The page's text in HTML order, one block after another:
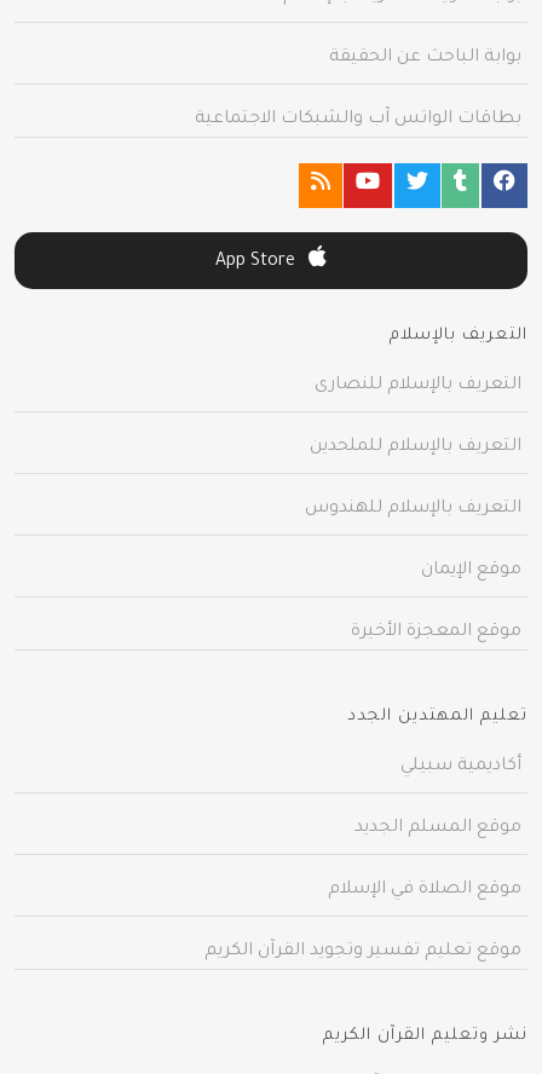
بوابة الباحث عن الحقيقة
بطاقات الواتس آب والشبكات الاجتماعية
التعريف بالإسلام
التعريف بالإسلام للنصارى
التعريف بالإسلام للملحدين
التعريف بالإسلام للهندوس
موقع الإيمان
موقع المعجزة الأخيرة
تعليم المهتدين الجدد
أكاديمية سبيلي
موقع المسلم الجديد
موقع الصلاة في الإسلام
موقع تعليم تفسير وتجويد القرآن الكريم
نشر وتعليم القرآن الكريم